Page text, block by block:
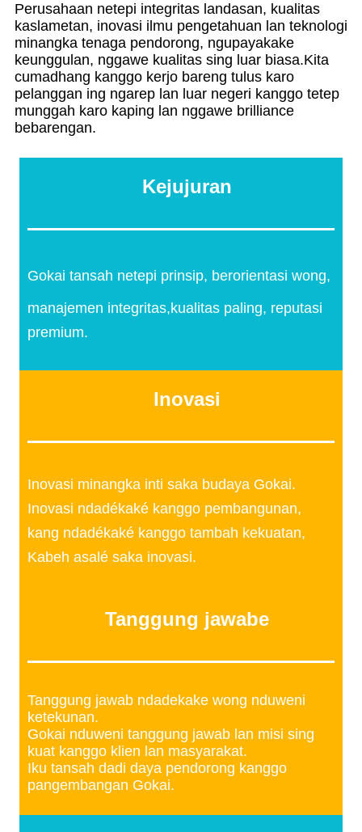
Perusahaan netepi integritas landasan, kualitas
kaslametan, inovasi ilmu pengetahuan lan teknologi
minangka tenaga pendorong, ngupayakake
keunggulan, nggawe kualitas sing luar biasa.Kita
cumadhang kanggo kerjo bareng tulus karo
pelanggan ing ngarep lan luar negeri kanggo tetep
munggah karo kaping lan nggawe brilliance
bebarengan.
Kejujuran
Gokai tansah netepi prinsip, berorientasi wong,
manajemen integritas,kualitas paling, reputasi
premium.
Inovasi
Inovasi minangka inti saka budaya Gokai.
Inovasi ndadékaké kanggo pembangunan,
kang ndadékaké kanggo tambah kekuatan,
Kabeh asalé saka inovasi.
Tanggung jawabe
Tanggung jawab ndadekake wong nduweni
ketekunan.
Gokai nduweni tanggung jawab lan misi sing
kuat kanggo klien lan masyarakat.
Iku tansah dadi daya pendorong kanggo
pangembangan Gokai.